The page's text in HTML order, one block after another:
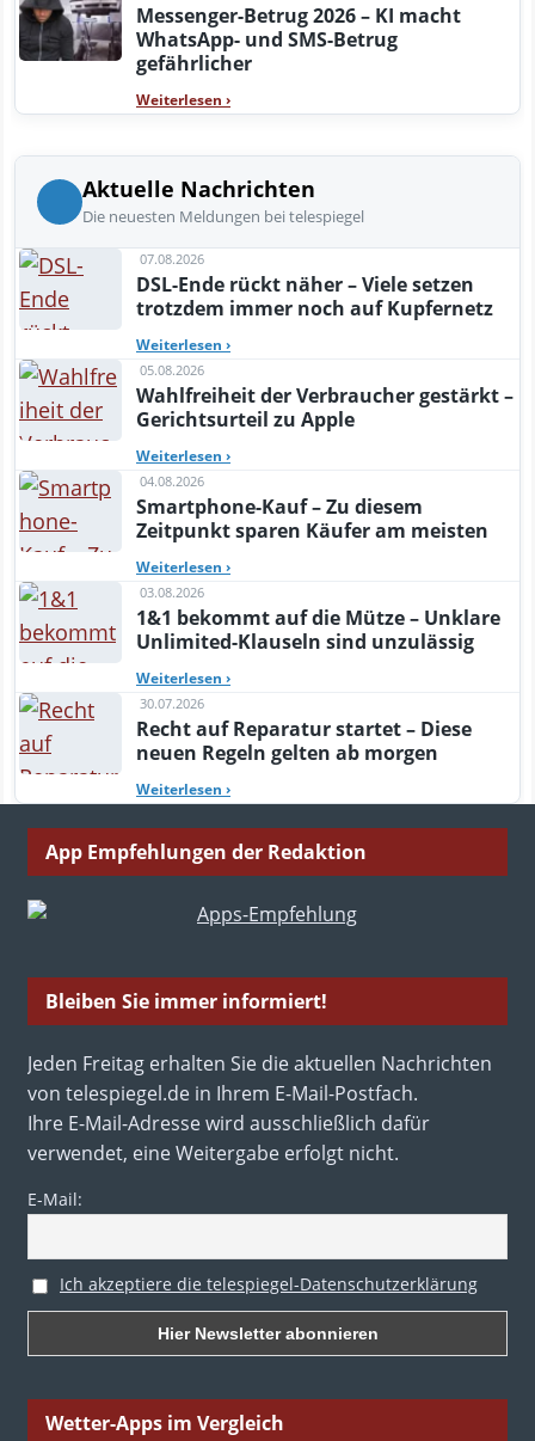
Messenger-Betrug 2026 – KI macht
WhatsApp- und SMS-Betrug
gefährlicher
Weiterlesen ›
Aktuelle Nachrichten
Die neuesten Meldungen bei telespiegel
07.08.2026
DSL-Ende rückt näher – Viele setzen
trotzdem immer noch auf Kupfernetz
Weiterlesen ›
05.08.2026
Wahlfreiheit der Verbraucher gestärkt –
Gerichtsurteil zu Apple
Weiterlesen ›
04.08.2026
Smartphone-Kauf – Zu diesem
Zeitpunkt sparen Käufer am meisten
Weiterlesen ›
03.08.2026
1&1 bekommt auf die Mütze – Unklare
Unlimited-Klauseln sind unzulässig
Weiterlesen ›
30.07.2026
Recht auf Reparatur startet – Diese
neuen Regeln gelten ab morgen
Weiterlesen ›
App Empfehlungen der Redaktion
Bleiben Sie immer informiert!
Jeden Freitag erhalten Sie die aktuellen Nachrichten
von telespiegel.de in Ihrem E-Mail-Postfach.
Ihre E-Mail-Adresse wird ausschließlich dafür
verwendet, eine Weitergabe erfolgt nicht.
E-Mail:
Ich akzeptiere die telespiegel-Datenschutzerklärung
Wetter-Apps im Vergleich